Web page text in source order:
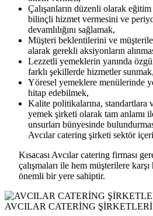
Çalışanların düzenli olarak eğitim
bilinçli hizmet vermesini ve
devamlılığını sağlamak,
Müşteri beklentilerini ve
alarak gerekli aksiyonların
Lezzetli yemeklerin yanında
farklı şekillerde hizmetler sunmak,
Yöresel yemeklere menülerinde
hitap edebilmek,
Kalite politikalarına,
yemek şirketi olarak tam anlamı
unsurları bünyesinde
Avcılar catering şirketi sektör
Kısacası Avcılar catering firması
çalışmaları ile hem müşterilere
önemli bir yere sahiptir.
AVCILAR CATERİNG ŞİRKETLERİ